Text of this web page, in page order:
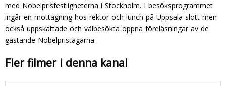
med Nobelprisfestligheterna i Stockholm. I besöksprogrammet
ingår en mottagning hos rektor och lunch på Uppsala slott men
också uppskattade och välbesökta öppna föreläsningar av de
gästande Nobelpristagarna.
Fler filmer i denna kanal